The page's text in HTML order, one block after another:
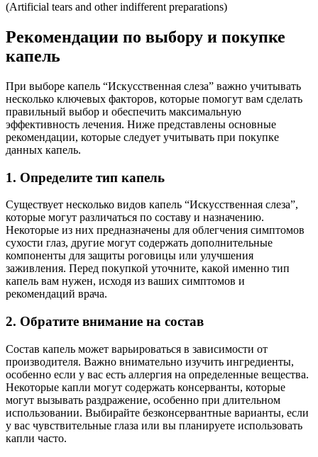
(Artificial tears and other indifferent preparations)
Рекомендации по выбору и покупке
капель
При выборе капель “Искусственная слеза” важно учитывать
несколько ключевых факторов, которые помогут вам сделать
правильный выбор и обеспечить максимальную
эффективность лечения. Ниже представлены основные
рекомендации, которые следует учитывать при покупке
данных капель.
1. Определите тип капель
Существует несколько видов капель “Искусственная слеза”,
которые могут различаться по составу и назначению.
Некоторые из них предназначены для облегчения симптомов
сухости глаз, другие могут содержать дополнительные
компоненты для защиты роговицы или улучшения
заживления. Перед покупкой уточните, какой именно тип
капель вам нужен, исходя из ваших симптомов и
рекомендаций врача.
2. Обратите внимание на состав
Состав капель может варьироваться в зависимости от
производителя. Важно внимательно изучить ингредиенты,
особенно если у вас есть аллергия на определенные вещества.
Некоторые капли могут содержать консерванты, которые
могут вызывать раздражение, особенно при длительном
использовании. Выбирайте безконсервантные варианты, если
у вас чувствительные глаза или вы планируете использовать
капли часто.